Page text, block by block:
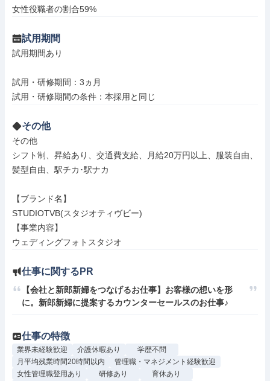
女性役職者の割合59%
試用期間
試用期間あり
試用・研修期間：3ヵ月
その他
その他
シフト制、昇給あり、交通費支給、月給20万円以上、服装自由、
髪型自由、駅チカ･駅ナカ
【ブランド名】
STUDIOTVB(スタジオティヴビー)
【事業内容】
ウェディングフォトスタジオ
仕事に関するPR
【会社と新郎新婦をつなげるお仕事】お客様の想いを形
に。新郎新婦に提案するカウンターセールスのお仕事♪
仕事の特徴
業界未経験歓迎 介護休暇あり
学歴不問
月平均残業時間20時間以内
管理職・マネジメント経験歓迎
女性管理職登用あり
研修あり
育休あり